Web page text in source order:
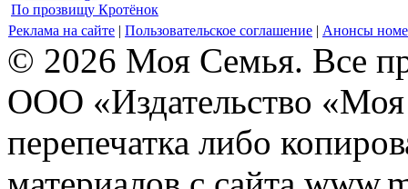
По прозвищу Кротёнок
Реклама на сайте | Пользовательское соглашение | Анонсы
© 2026 Моя Семья. Все
ООО «Издательство
перепечатка либо